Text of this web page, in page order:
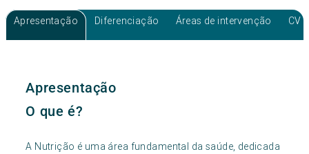
Apresentação Diferenciação Áreas de intervenção CV
Apresentação
O que é?
A Nutrição é uma área fundamental da saúde, dedicada